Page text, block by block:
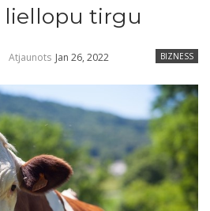
liellopu tirgu
BIZNESS
Atjaunots Jan 26, 2022